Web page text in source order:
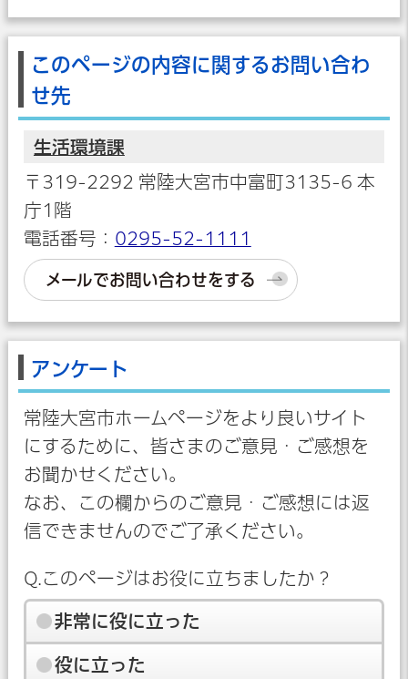
このページの内容に関するお問い合わ
せ先
生活環境課
〒319-2292 常陸大宮市中富町3135-6 本
庁1階
電話番号： 0295-52-1111
メールでお問い合わせをする
アンケート
常陸大宮市ホームページをより良いサイト
にするために、皆さまのご意見・ご感想を
お聞かせください。
なお、この欄からのご意見・ご感想には返
信できませんのでご了承ください。
Q.このページはお役に立ちましたか？
非常に役に立った
役に立った